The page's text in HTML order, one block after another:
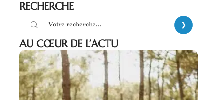
RECHERCHE
AU CŒUR DE L’ACTU